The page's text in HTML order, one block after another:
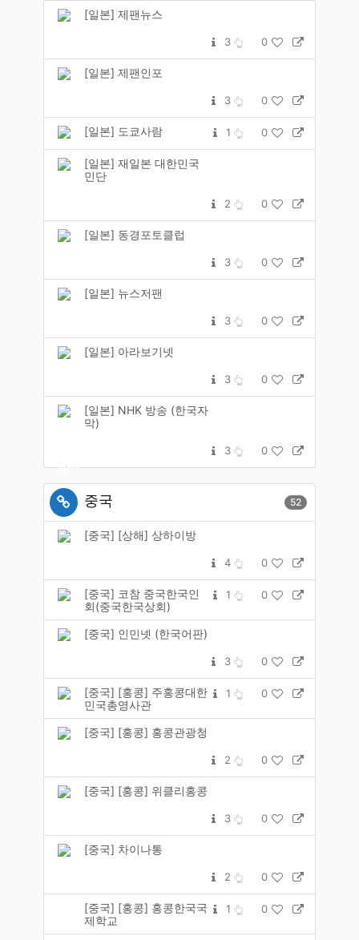
[일본] 제팬뉴스
3 0
[일본] 제팬인포
3 0
[일본] 도쿄사람 1 0
[일본] 재일본 대한민국
민단
2 0
[일본] 동경포토클럽
3 0
[일본] 뉴스저팬
3 0
[일본] 아라보기넷
3 0
[일본] NHK 방송 (한국자
막)
3 0
중국 52
[중국] [상해] 상하이방
4 0
[중국] 코참 중국한국인
회(중국한국상회)
1 0
[중국] 인민넷 (한국어판)
3 0
[중국] [홍콩] 주홍콩대한
민국총영사관
1 0
[중국] [홍콩] 홍콩관광청
2 0
[중국] [홍콩] 위클리홍콩
3 0
[중국] 차이나통
2 0
[중국] [홍콩] 홍콩한국국
제학교
1 0